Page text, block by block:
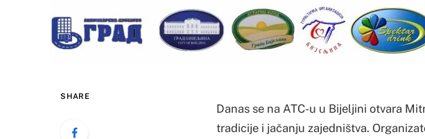
SHARE
Danas se na ATC-u u Bijeljini otvara
tradicije i jačanju zajedništva.